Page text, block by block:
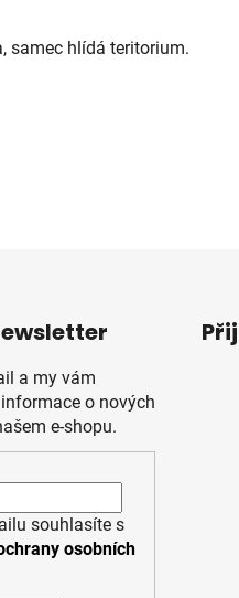
samec hlídá teritorium.
a my vám
o nových
e-shopu.
souhlasíte s
osobních